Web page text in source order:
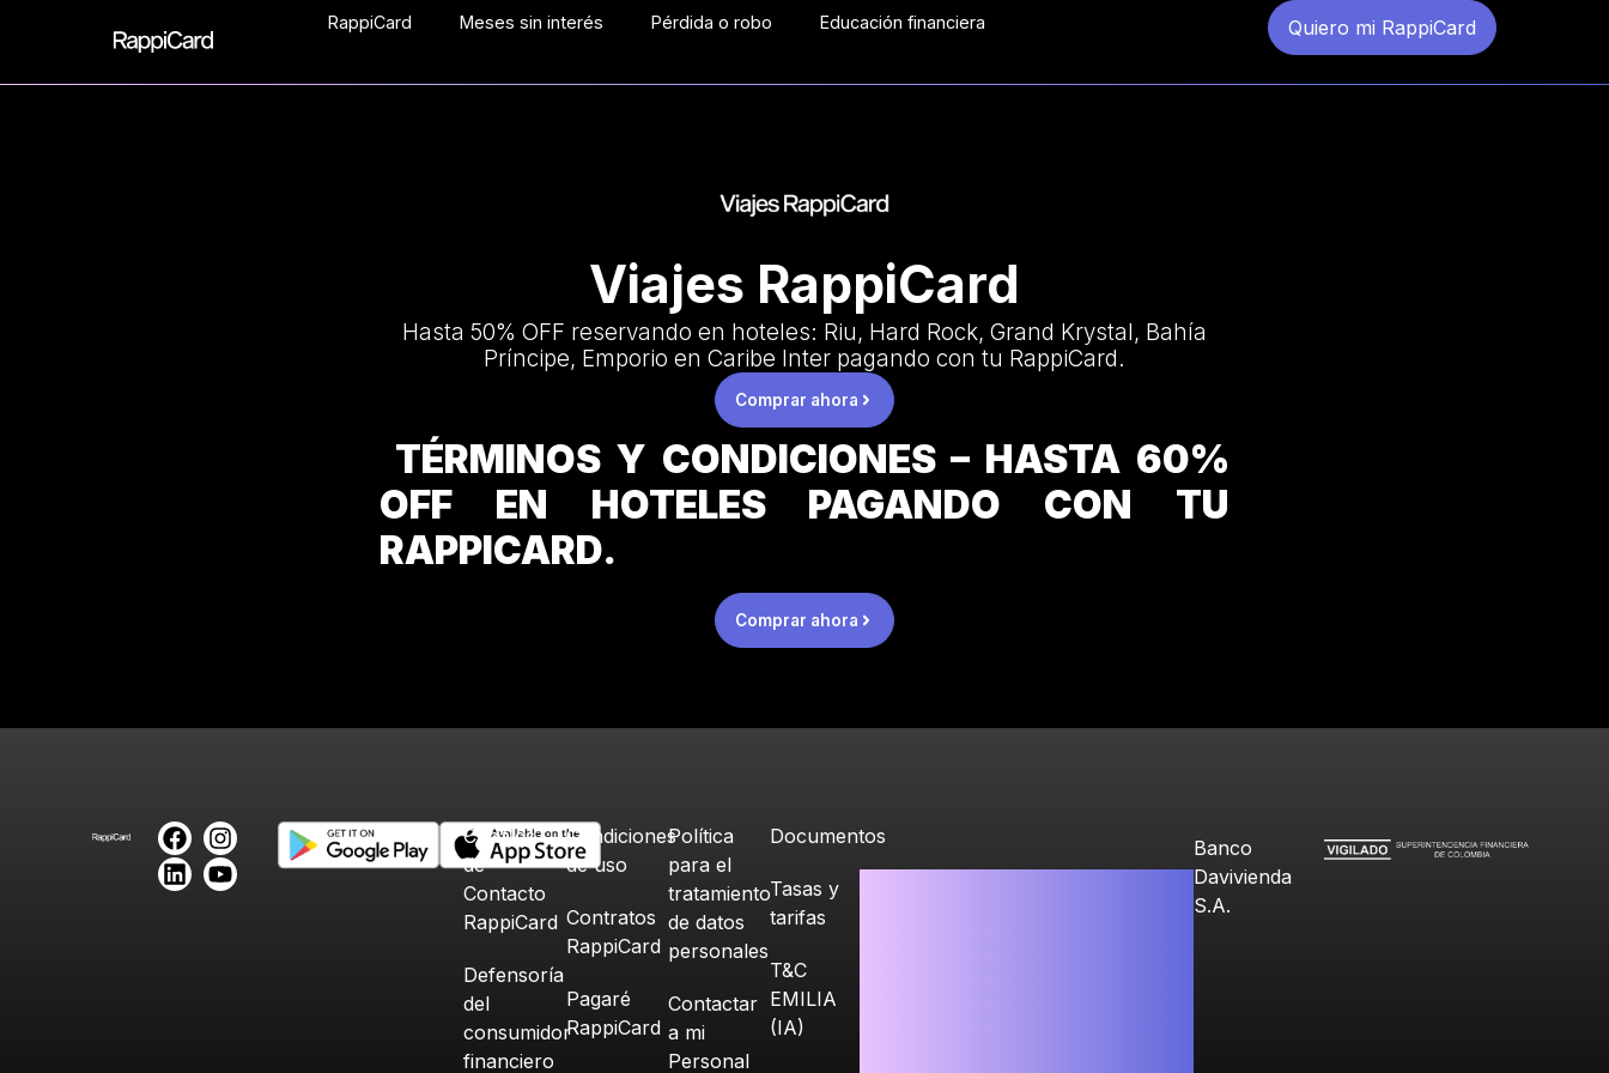
RappiCard Meses sin interés Pérdida o robo Educación financiera Quiero mi RappiCard
Viajes RappiCard
Hasta 50% OFF reservando en hoteles: Riu, Hard Rock, Grand Krystal, Bahía
Príncipe, Emporio en Caribe Inter pagando con tu RappiCard.
Comprar ahora
TÉRMINOS Y CONDICIONES – HASTA 60%
OFF EN HOTELES PAGANDO CON TU
RAPPICARD.
Comprar ahora
Canales
de
Contacto
RappiCard
Defensoría
del
consumidor
financiero
Condiciones
de uso
Contratos
RappiCard
Pagaré
RappiCard
Política
para el
tratamiento
de datos
personales
Contactar
a mi
Personal
Documentos
Tasas y
tarifas
T&C
EMILIA
(IA)
Banco
Davivienda
S.A.